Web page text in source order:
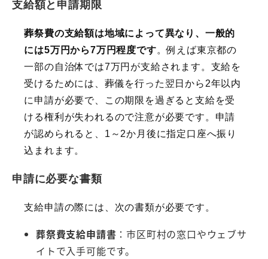
支給額と申請期限
葬祭費の支給額は地域によって異なり、一般的
には5万円から7万円程度です。例えば東京都の
一部の自治体では7万円が支給されます。支給を
受けるためには、葬儀を行った翌日から2年以内
に申請が必要で、この期限を過ぎると支給を受
ける権利が失われるので注意が必要です。申請
が認められると、1～2か月後に指定口座へ振り
込まれます。
申請に必要な書類
支給申請の際には、次の書類が必要です。
葬祭費支給申請書 ：市区町村の窓口やウェブサ
イトで入手可能です。